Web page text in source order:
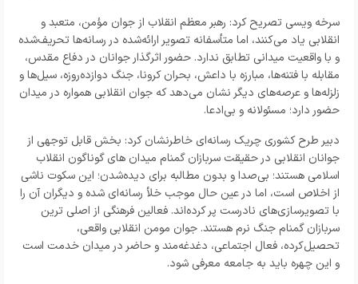
سرخه ویسی تصریح کرد: رهبر معظم انقلاب از جوان مؤمن، متعبد و
انقلابی یاد می‌کنند، اما متأسفانه تصویر ارائه‌شده در رسانه‌ها تحریف‌شده
و با واقعیت میدانی تطابق ندارد. حضور اثرگذار جوانان در دفاع مقدس،
مقابله با فتنه‌ها، مبارزه با داعش، بحران کرونا، جنگ دوازده‌روزه، سیل‌ها و
زلزله‌ها و عرصه‌های دیگر نشان می‌دهد که جوان انقلابی همواره در میدان
حضور دارد؛ مسئولانه و بی‌ادعا.
دبیر طرح کشوری چریک رسانه‌ای خاطرنشان کرد: بخش قابل توجهی از
جوانان انقلابی در حقیقت سربازان گمنام میدان های گوناگون انقلاب
اسلامی هستند؛ بی‌صدا و بدون مطالبه برای دیده‌شدن؛ این سکوت ناشی
از اخلاص است، اما در عین حال موجب خلأ رسانه‌ای شده و دیگران آن را
با تصویرسازی‌های نادرست پر کرده‌اند. فعالین فرهنگی از اصلی ترین
سربازان گمنام جنگ نرم هستند. جوان مومن انقلابی واقعی،
تحصیل‌کرده، فعال اجتماعی، دغدغه‌مند و حاضر در میدان خدمت است
و این چهره باید به جامعه معرفی شود.